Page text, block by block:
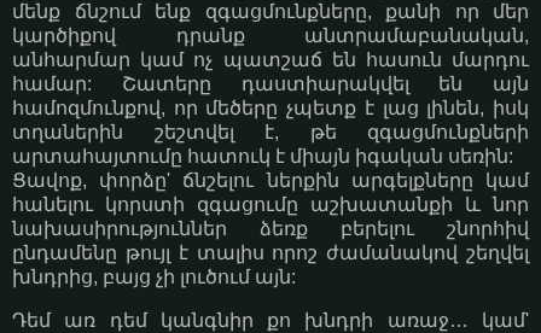
մենք ճնշում ենք զգացմունքները, քանի որ մեր
կարծիքով դրանք անտրամաբանական,
անհարմար կամ ոչ պատշաճ են հասուն մարդու
համար: Շատերը դաստիարակվել են այն
համոզմունքով, որ մեծերը չպետք է լաց լինեն, իսկ
տղաներին շեշտվել է, թե զգացմունքների
արտահայտումը հատուկ է միայն իգական սեռին:
Ցավոք, փորձը' ճնշելու ներքին արգելքները կամ
հանելու կորստի զգացումը աշխատանքի և նոր
նախասիրություններ ձեռք բերելու շնորհիվ
ընդամենը թույլ է տալիս որոշ ժամանակով շեղվել
խնդրից, բայց չի լուծում այն:
Դեմ առ դեմ կանգնիր քո խնդրի առաջ… կամ'